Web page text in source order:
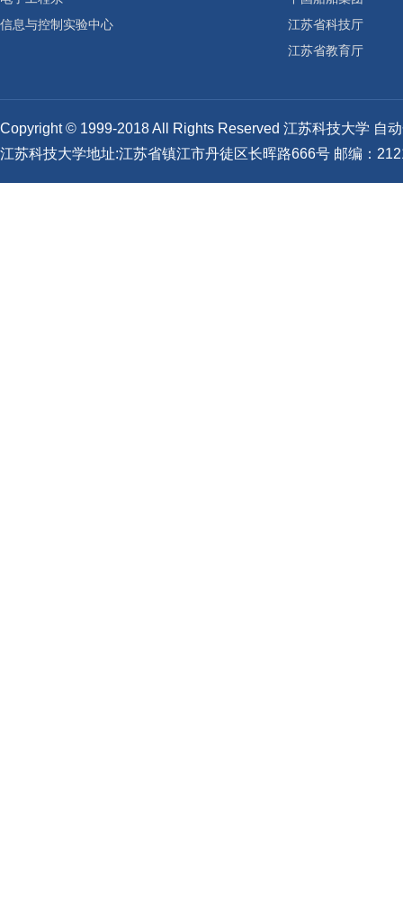
信息与控制实验中心
江苏省科技厅
江苏省教育厅
Copyright © 1999-2018 All Rights Reserved 江苏科技大学 自
江苏科技大学地址:江苏省镇江市丹徒区长晖路666号 邮编：